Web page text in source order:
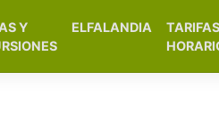
Alicante
Y
ELFALANDIA